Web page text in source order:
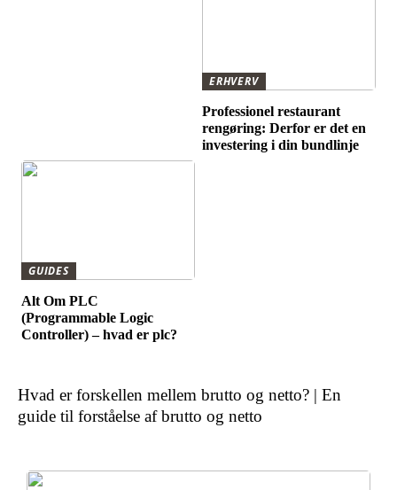
ERHVERV
Professionel restaurant
rengøring: Derfor er det en
investering i din bundlinje
GUIDES
Alt Om PLC
(Programmable Logic
Controller) – hvad er plc?
Hvad er forskellen mellem brutto og netto? | En
guide til forståelse af brutto og netto